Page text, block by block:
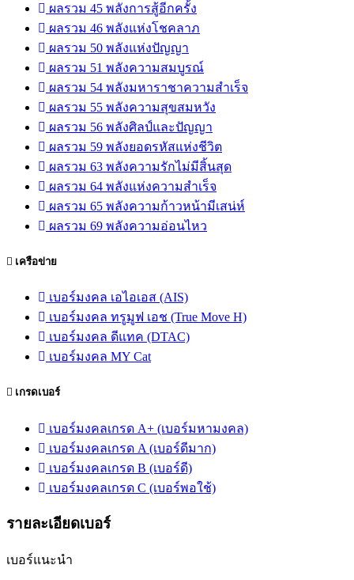
ผลรวม 45 พลังการสู้อีกครั้ง
ผลรวม 46 พลังแห่งโชคลาภ
ผลรวม 50 พลังแห่งปัญญา
ผลรวม 51 พลังความสมบูรณ์
ผลรวม 54 พลังมหาราชาความสำเร็จ
ผลรวม 55 พลังความสุขสมหวัง
ผลรวม 56 พลังศิลป์และปัญญา
ผลรวม 59 พลังยอดรหัสแห่งชีวิต
ผลรวม 63 พลังความรักไม่มีสิ้นสุด
ผลรวม 64 พลังแห่งความสำเร็จ
ผลรวม 65 พลังความก้าวหน้ามีเสน่ห์
ผลรวม 69 พลังความอ่อนไหว
เครือข่าย
เบอร์มงคล เอไอเอส (AIS)
เบอร์มงคล ทรูมูฟ เอช (True Move H)
เบอร์มงคล ดีแทค (DTAC)
เบอร์มงคล MY Cat
เกรดเบอร์
เบอร์มงคลเกรด A+ (เบอร์มหามงคล)
เบอร์มงคลเกรด A (เบอร์ดีมาก)
เบอร์มงคลเกรด B (เบอร์ดี)
เบอร์มงคลเกรด C (เบอร์พอใช้)
รายละเอียดเบอร์
เบอร์แนะนำ